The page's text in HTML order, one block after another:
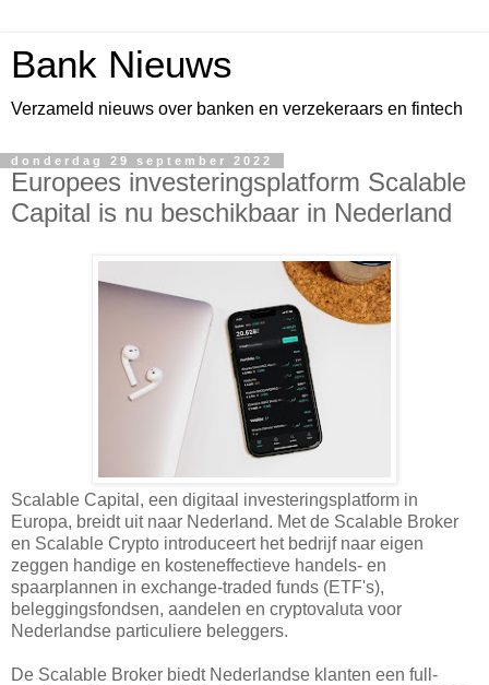
Bank Nieuws
Verzameld nieuws over banken en verzekeraars en fintech
donderdag 29 september 2022
Europees investeringsplatform Scalable
Capital is nu beschikbaar in Nederland
Scalable Capital, een digitaal investeringsplatform in
Europa, breidt uit naar Nederland. Met de Scalable Broker
en Scalable Crypto introduceert het bedrijf naar eigen
zeggen handige en kosteneffectieve handels- en
spaarplannen in exchange-traded funds (ETF's),
beleggingsfondsen, aandelen en cryptovaluta voor
Nederlandse particuliere beleggers.
De Scalable Broker biedt Nederlandse klanten een full-